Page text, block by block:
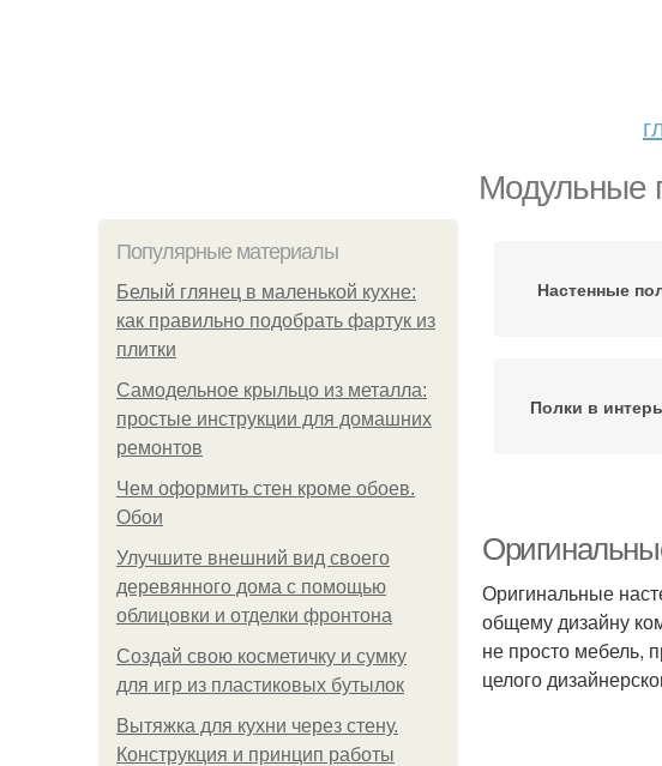
Модульные
Популярные материалы
Белый глянец в маленькой кухне:
как правильно подобрать фартук из
плитки
Самодельное крыльцо из металла:
простые инструкции для домашних
ремонтов
Чем оформить стен кроме обоев.
Обои
Улучшите внешний вид своего
деревянного дома с помощью
облицовки и отделки фронтона
Создай свою косметичку и сумку
для игр из пластиковых бутылок
Вытяжка для кухни через стену.
Конструкция и принцип работы
Настенные
Полки в
Оригинальные
общему дизайну
не просто мебель,
целого